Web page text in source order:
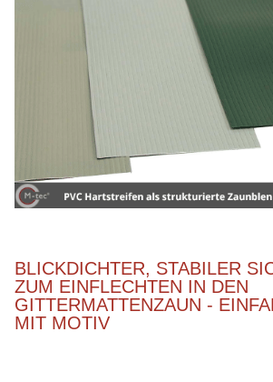
BLICKDICHTER, STABILER
ZUM EINFLECHTEN IN DEN
GITTERMATTENZAUN -
MIT MOTIV